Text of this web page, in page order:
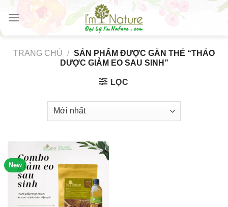
Skip
content
TRANG CHỦ / SẢN PHẨM ĐƯỢC GẮN THẺ “THẢO
DƯỢC GIẢM EO SAU SINH”
LỌC
New